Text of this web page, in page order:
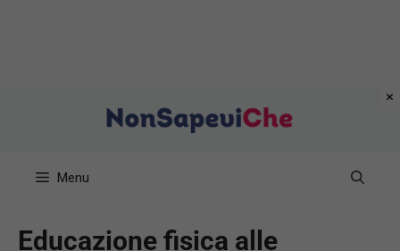
Menu
Educazione fisica alle